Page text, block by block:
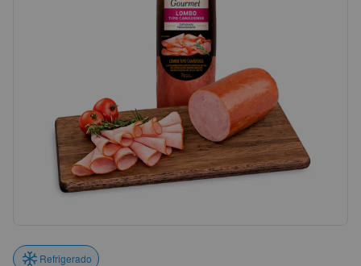
Refrigerado